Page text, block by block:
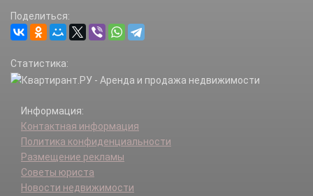
Зубутлинский с/с.
Избербаш г.
Кайтагский р-н.
Карабудахкентский р-н.
Каякентский р-н.
Кизилюрт г.
Кизилюртовский р-н.
Кизляр г.
Кизлярский р-н.
Кулинский р-н.
Поделиться:
Статистика:
Информация:
Контактная информация
Политика конфиденциальности
Размещение рекламы
Советы юриста
Новости недвижимости